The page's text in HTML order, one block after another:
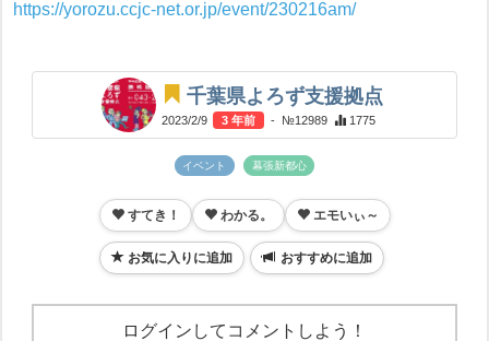
https://yorozu.ccjc-net.or.jp/event/230216am/
千葉県よろず支援拠点
2023/2/9 3 年前 - №12989 1775
イベント 幕張新都心
すてき！ わかる。 エモいぃ～
お気に入りに追加 おすすめに追加
ログインしてコメントしよう！